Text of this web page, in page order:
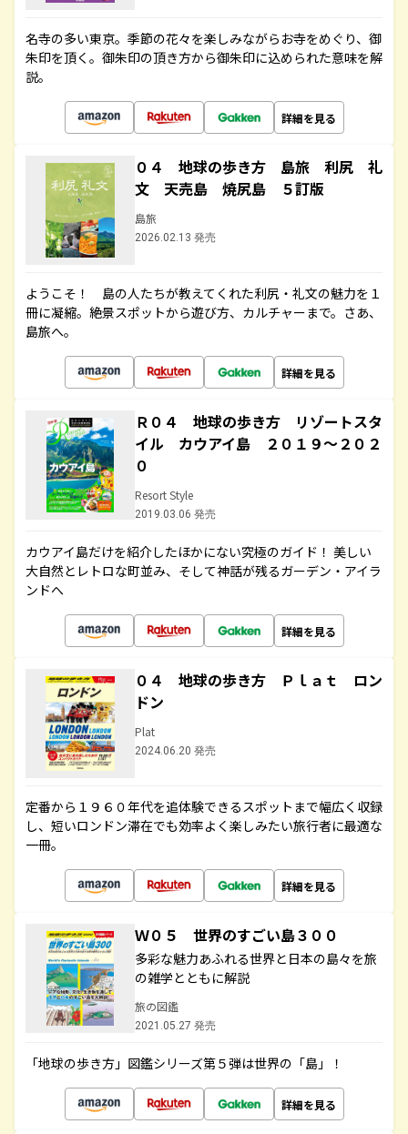
名寺の多い東京。季節の花々を楽しみながらお寺をめぐり、御
朱印を頂く。御朱印の頂き方から御朱印に込められた意味を解
説。
詳細を見る
０４ 地球の歩き方 島旅 利尻 礼
文 天売島 焼尻島 ５訂版
島旅
2026.02.13 発売
ようこそ！ 島の人たちが教えてくれた利尻・礼文の魅力を１
冊に凝縮。絶景スポットから遊び方、カルチャーまで。さあ、
島旅へ。
詳細を見る
Ｒ０４ 地球の歩き方 リゾートスタ
イル カウアイ島 ２０１９～２０２
０
Resort Style
2019.03.06 発売
カウアイ島だけを紹介したほかにない究極のガイド！ 美しい
大自然とレトロな町並み、そして神話が残るガーデン・アイラ
ンドへ
詳細を見る
０４ 地球の歩き方 Ｐｌａｔ ロン
ドン
Plat
2024.06.20 発売
定番から１９６０年代を追体験できるスポットまで幅広く収録
し、短いロンドン滞在でも効率よく楽しみたい旅行者に最適な
一冊。
詳細を見る
Ｗ０５ 世界のすごい島３００
多彩な魅力あふれる世界と日本の島々を旅
の雑学とともに解説
旅の図鑑
2021.05.27 発売
「地球の歩き方」図鑑シリーズ第５弾は世界の「島」！
詳細を見る